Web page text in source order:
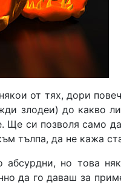
от тях, дори
злодеи) до какво
Ще си позволя само
тълпа, да не кажа
абсурдни, но това
да го даваш за